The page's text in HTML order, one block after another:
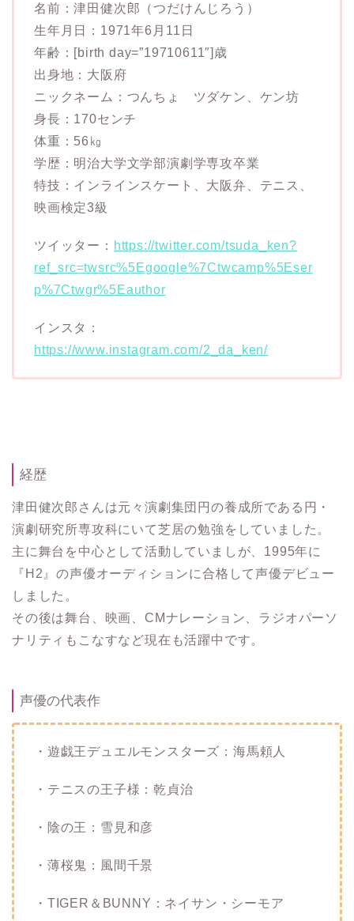
名前：津田健次郎（つだけんじろう）
生年月日：1971年6月11日
年齢：[birth day=”19710611″]歳
出身地：大阪府
ニックネーム：つんちょ ツダケン、ケン坊
身長：170センチ
体重：56㎏
学歴：明治大学文学部演劇学専攻卒業
特技：インラインスケート、大阪弁、テニス、
映画検定3級
ツイッター： https://twitter.com/tsuda_ken?
ref_src=twsrc%5Egoogle%7Ctwcamp%5Eser
p%7Ctwgr%5Eauthor
インスタ：
https://www.instagram.com/2_da_ken/
経歴
津田健次郎さんは元々演劇集団円の養成所である円・
演劇研究所専攻科にいて芝居の勉強をしていました。
主に舞台を中心として活動していましが、1995年に
『H2』の声優オーディションに合格して声優デビュー
しました。
その後は舞台、映画、CMナレーション、ラジオパーソ
ナリティもこなすなど現在も活躍中です。
声優の代表作
・遊戯王デュエルモンスターズ：海馬頼人
・テニスの王子様：乾貞治
・陰の王：雪見和彦
・薄桜鬼：風間千景
・TIGER＆BUNNY：ネイサン・シーモア